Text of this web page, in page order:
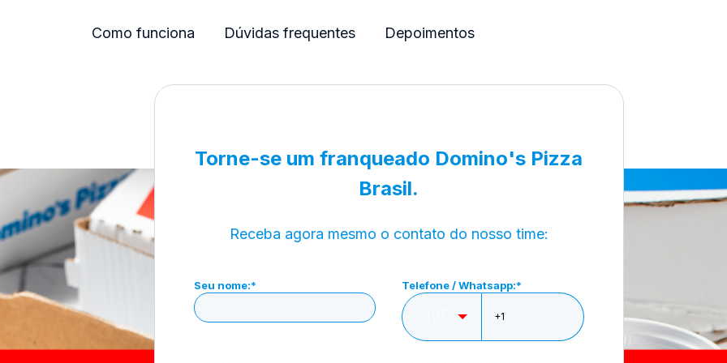
Como funciona Dúvidas frequentes Depoimentos
Torne-se um franqueado Domino's Pizza
Brasil.
Receba agora mesmo o contato do nosso time:
Seu nome:* Telefone / Whatsapp:*
🇺🇸